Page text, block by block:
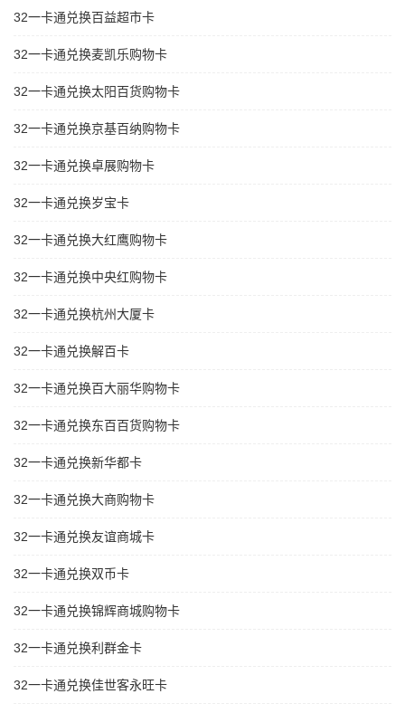
32一卡通兑换百益超市卡
32一卡通兑换麦凯乐购物卡
32一卡通兑换太阳百货购物卡
32一卡通兑换京基百纳购物卡
32一卡通兑换卓展购物卡
32一卡通兑换岁宝卡
32一卡通兑换大红鹰购物卡
32一卡通兑换中央红购物卡
32一卡通兑换杭州大厦卡
32一卡通兑换解百卡
32一卡通兑换百大丽华购物卡
32一卡通兑换东百百货购物卡
32一卡通兑换新华都卡
32一卡通兑换大商购物卡
32一卡通兑换友谊商城卡
32一卡通兑换双币卡
32一卡通兑换锦辉商城购物卡
32一卡通兑换利群金卡
32一卡通兑换佳世客永旺卡